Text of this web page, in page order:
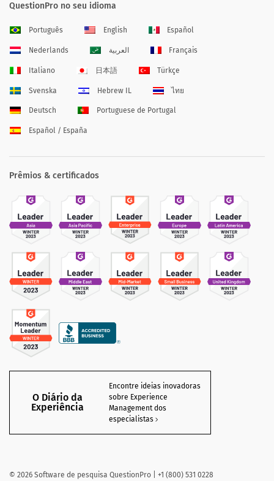
QuestionPro no seu idioma
Português English Español
Nederlands العربية Français
Italiano 日本語 Türkçe
Svenska Hebrew IL ไทย
Deutsch Portuguese de Portugal
Español / España
Prêmios & certificados
O Diário da
Experiência
Encontre ideias inovadoras
sobre Experience
Management dos
especialistas
© 2026 Software de pesquisa QuestionPro | +1 (800) 531 0228